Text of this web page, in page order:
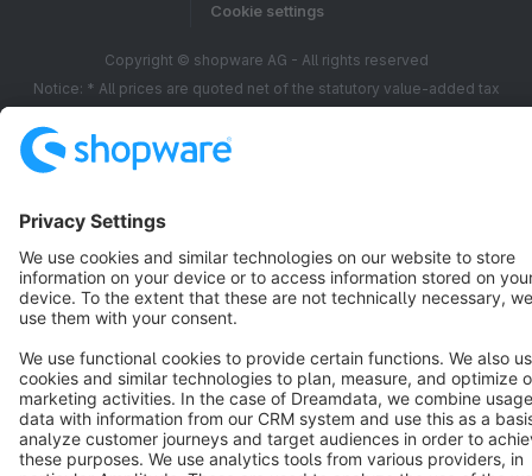
Cookie settings
Copyright © shopware AG - All rights reserved
Notice: * All prices are quoted net of the statutory value-added tax